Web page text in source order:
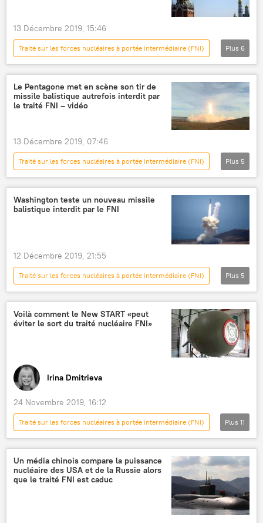
13 Décembre 2019, 15:46
Traité sur les forces nucléaires à portée intermédiaire (FNI)
International
Actualités
Russie
États-Unis
tir de missiles Kremlin
Plus 6
Le Pentagone met en scène son tir de
missile balistique autrefois interdit par
le traité FNI – vidéo
13 Décembre 2019, 07:46
Traité sur les forces nucléaires à portée intermédiaire (FNI)
Défense
Actualités
États-Unis
Californie
missiles
Plus 5
Washington teste un nouveau missile
balistique interdit par le FNI
12 Décembre 2019, 21:55
Traité sur les forces nucléaires à portée intermédiaire (FNI)
International
Actualités
Défense
États-Unis
Californie
Plus 5
Voilà comment le New START «peut
éviter le sort du traité nucléaire FNI»
Irina Dmitrieva
24 Novembre 2019, 16:12
Traité sur les forces nucléaires à portée intermédiaire (FNI)
Traité New START de 2010 (START 3)
International
Actualités
États-Unis
Daryl Kimball
Russie
Traité sur la non-prolifération des armes nucléaires (TNP)
Plus 11
Un média chinois compare la puissance
nucléaire des USA et de la Russie alors
que le traité FNI est caduc